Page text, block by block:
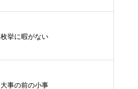
枚挙に暇がない
大事の前の小事